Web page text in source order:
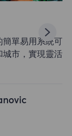
系統可以讓
現靈活的網